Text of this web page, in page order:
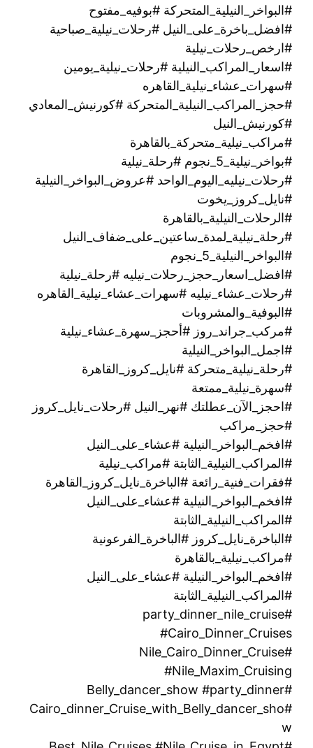
#البواخر_النيلية_المتحركة #بوفيه_مفتوح
#افضل_باخرة_على_النيل #رحلات_نيلية_صباحية
#ارخص_رحلات_نيلية
#اسعار_المراكب_النيلية #رحلات_نيلية_يومين
#سهرات_عشاء_نيلية_القاهره
#حجز_المراكب_النيلية_المتحركة #كورنيش_المعادي
#كورنيش_النيل
#مراكب_نيلية_متحركة_بالقاهرة
#بواخر_نيلية_5_نجوم #رحلة_نيلية
#رحلات_نيليه_اليوم_الواحد #عروض_البواخر_النيلية
#نايل_كروز_يخوت
#الرحلات_النيلية_بالقاهرة
#رحلة_نيلية_لمدة_ساعتين_على_ضفاف_النيل
#البواخر_النيلية_5_نجوم
#افضل_اسعار_حجز_رحلات_نيليه #رحلة_نيلية
#رحلات_عشاء_نيليه #سهرات_عشاء_نيلية_القاهره
#البوفية_والمشروبات
#مركب_جراند_روز #أحجز_سهرة_عشاء_نيلية
#اجمل_البواخر_النيلية
#رحلة_نيلية_متحركة ‫#نايل_كروز_القاهرة
#سهرة_نيلية_ممتعة
#احجز_الآن_عطلتك #نهر_النيل #رحلات_نايل_كروز
#حجز_مراكب
#افخم_البواخر_النيلية #عشاء_على_النيل
#المراكب_النيلية_الثابتة #مراكب_نيلية
#فقرات_فنية_رائعة #الباخرة_نايل_كروز_القاهرة
#افخم_البواخر_النيلية #عشاء_على_النيل
#المراكب_النيلية_الثابتة
#الباخرة_نايل_كروز #الباخرة_الفرعونية
#مراكب_نيلية_بالقاهرة
#افخم_البواخر_النيلية #عشاء_على_النيل
#المراكب_النيلية_الثابتة
#party_dinner_nile_cruise
#Cairo_Dinner_Cruises
#Nile_Cairo_Dinner_Cruise
#Nile_Maxim_Cruising
#Belly_dancer_show #party_dinner
#Cairo_dinner_Cruise_with_Belly_dancer_sho
w